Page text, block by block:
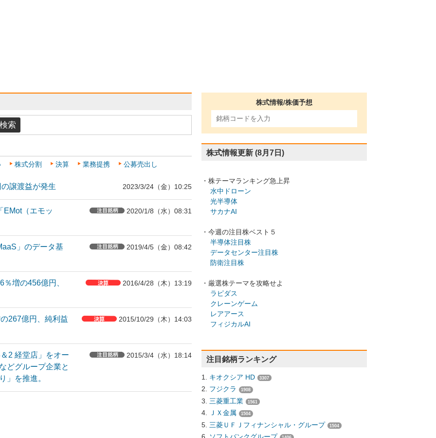
株式分割 決算 業務提携 公募売出し
譲渡益が発生 2023/3/24（金）10:25
EMot（エモッ
2020/1/8（水）08:31
」のデータ基
2019/4/5（金）08:42
増の456億円、
2016/4/28（木）13:19
267億円、純利益
2015/10/29（木）14:03
2 経堂店」をオー
どグループ企業と
」を推進。
2015/3/4（水）18:14
株式情報/株価予想
株式情報更新 (8月7日)
・株テーマランキング急上昇
水中ドローン
光半導体
サカナAI
・今週の注目株ベスト５
半導体注目株
データセンター注目株
防衛注目株
・厳選株テーマを攻略せよ
ラピダス
クレーンゲーム
レアアース
フィジカルAI
注目銘柄ランキング
キオクシア HD 3307
フジクラ 1908
三菱重工業 1561
ＪＸ金属 1504
三菱ＵＦＪフィナンシャル・グループ 1504